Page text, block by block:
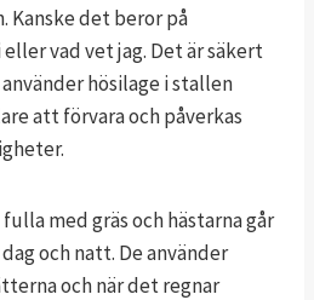
Kanske det beror på
vad vet jag. Det är säkert
hösilage i stallen
att förvara och påverkas
med gräs och hästarna går
och natt. De använder
och när det regnar